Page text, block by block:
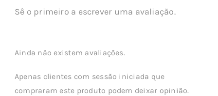
Sê o primeiro a escrever uma avaliação.
Ainda não existem avaliações.
Apenas clientes com sessão iniciada que
compraram este produto podem deixar opinião.